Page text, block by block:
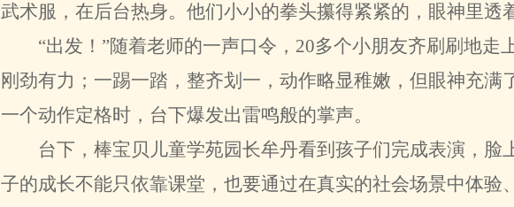
武术服，在后台热身。他们小小的拳头攥得紧紧的，眼神里透
“出发！”随着老师的一声口令，20多个小朋友齐刷刷地走
刚劲有力；一踢一踏，整齐划一，动作略显稚嫩，但眼神充满
一个动作定格时，台下爆发出雷鸣般的掌声。
台下，棒宝贝儿童学苑园长牟丹看到孩子们完成表演，脸
子的成长不能只依靠课堂，也要通过在真实的社会场景中体验